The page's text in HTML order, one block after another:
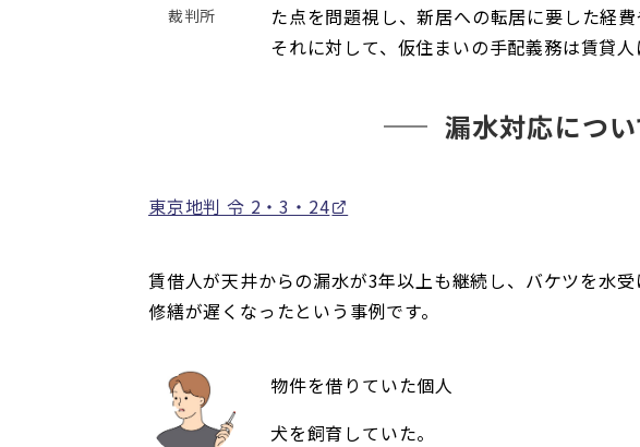
裁判所
た点を問題視し、新居への転居に要した経
それに対して、仮住まいの手配義務は賃貸人
漏水対応につ
東京地判 令 2・3・24
賃借人が天井からの漏水が3年以上も継続し、バケツを水
修繕が遅くなったという事例です。
物件を借りていた個人
犬を飼育していた。